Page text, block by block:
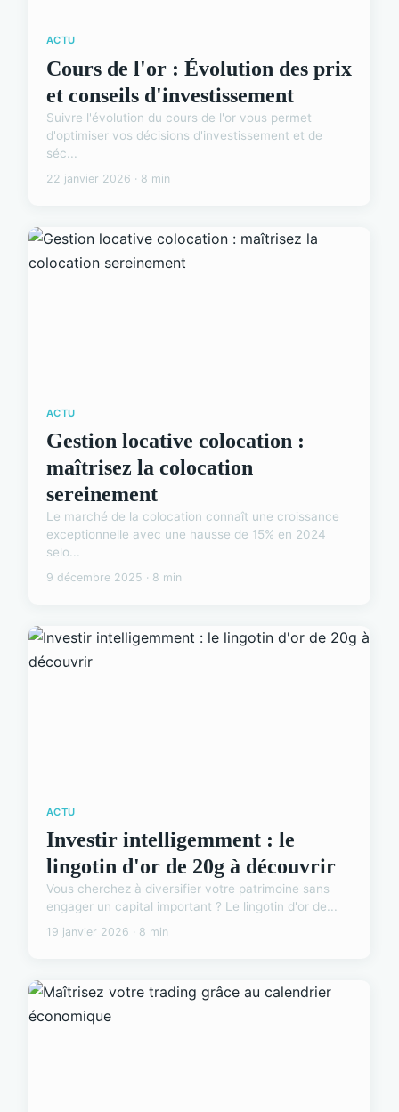
ACTU
Cours de l'or : Évolution des prix
et conseils d'investissement
Suivre l'évolution du cours de l'or vous permet
d'optimiser vos décisions d'investissement et de
séc...
22 janvier 2026 · 8 min
ACTU
Gestion locative colocation :
maîtrisez la colocation
sereinement
Le marché de la colocation connaît une croissance
exceptionnelle avec une hausse de 15% en 2024
selo...
9 décembre 2025 · 8 min
ACTU
Investir intelligemment : le
lingotin d'or de 20g à découvrir
Vous cherchez à diversifier votre patrimoine sans
engager un capital important ? Le lingotin d'or de...
19 janvier 2026 · 8 min